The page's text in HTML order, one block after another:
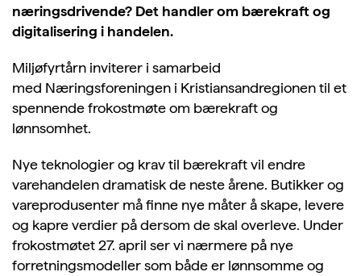
næringsdrivende? Det handler om bærekraft og
digitalisering i handelen.
Miljøfyrtårn inviterer i samarbeid
med Næringsforeningen i Kristiansandregionen til et
spennende frokostmøte om bærekraft og
lønnsomhet.
Nye teknologier og krav til bærekraft vil endre
varehandelen dramatisk de neste årene. Butikker og
vareprodusenter må finne nye måter å skape, levere
og kapre verdier på dersom de skal overleve. Under
frokostmøtet 27. april ser vi nærmere på nye
forretningsmodeller som både er lønnsomme og